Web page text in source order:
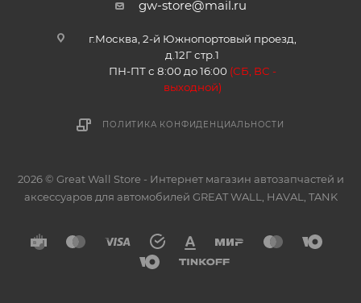
gw-store@mail.ru
г.Москва, 2-й Южнопортовый проезд,
д.12Г стр.1
ПН-ПТ с 8:00 до 16:00 (СБ, ВС -
выходной)
ПОЛИТИКА КОНФИДЕНЦИАЛЬНОСТИ
2026 © Great Wall Store - Интернет магазин автозапчастей и
аксессуаров для автомобилей GREAT WALL, HAVAL, TANK